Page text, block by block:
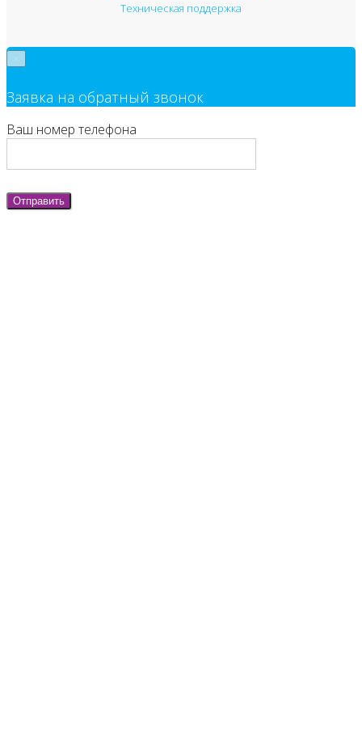
Техническая поддержка
Заявка на обратный звонок
Ваш номер телефона
Отправить